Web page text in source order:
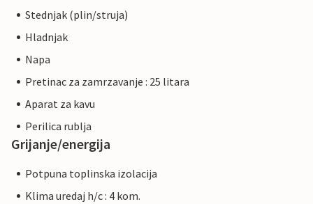
Stednjak (plin/struja)
Hladnjak
Napa
Pretinac za zamrzavanje : 25 litara
Aparat za kavu
Perilica rublja
Grijanje/energija
Potpuna toplinska izolacija
Klima uredaj h/c : 4 kom.